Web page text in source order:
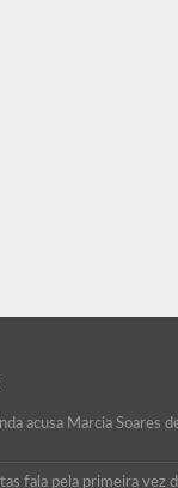
acusa Marcia Soares
fala pela primeira vez